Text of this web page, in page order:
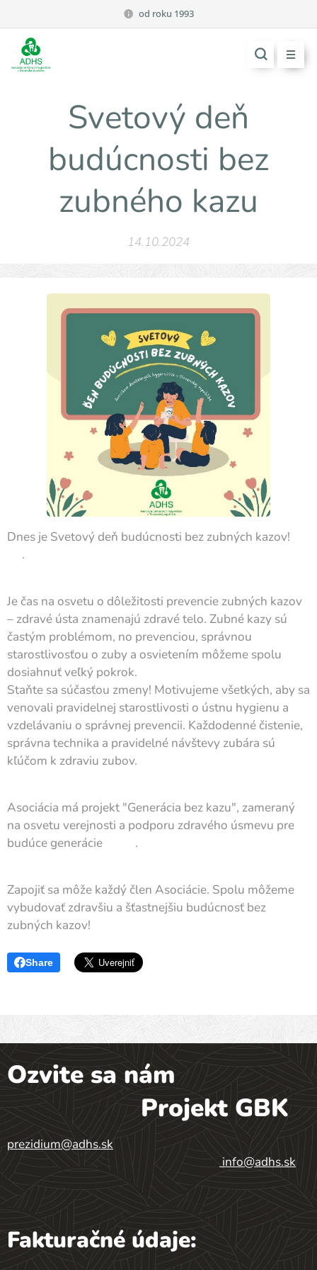
od roku 1993
Svetový deň
budúcnosti bez
zubného kazu
14.10.2024
Dnes je Svetový deň budúcnosti bez zubných kazov! 🦷
✨.
Je čas na osvetu o dôležitosti prevencie zubných kazov
– zdravé ústa znamenajú zdravé telo. Zubné kazy sú
častým problémom, no prevenciou, správnou
starostlivosťou o zuby a osvietením môžeme spolu
dosiahnuť veľký pokrok.
Staňte sa súčasťou zmeny! Motivujeme všetkých, aby sa
venovali pravidelnej starostlivosti o ústnu hygienu a
vzdelávaniu o správnej prevencii. Každodenné čistenie,
správna technika a pravidelné návštevy zubára sú
kľúčom k zdraviu zubov.
Asociácia má projekt "Generácia bez kazu", zameraný
na osvetu verejnosti a podporu zdravého úsmevu pre
budúce generácie 👶🦷.
Zapojiť sa môže každý člen Asociácie. Spolu môžeme
vybudovať zdravšiu a šťastnejšiu budúcnosť bez
zubných kazov!
Share
Ozvite sa nám
Projekt GBK
prezidium@adhs.sk
info@adhs.sk
Fakturačné údaje: